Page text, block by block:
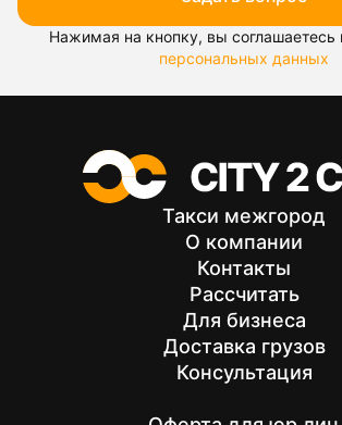
Нажимая на кнопку, вы соглашаетесь
персональных данных
Такси межгород
О компании
Контакты
Рассчитать
Для бизнеса
Доставка грузов
Консультация